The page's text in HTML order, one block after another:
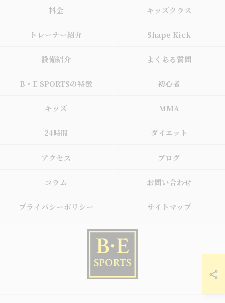
料金 キッズクラス
トレーナー紹介 Shape Kick
設備紹介 よくある質問
B・E SPORTSの特徴 初心者
キッズ MMA
24時間 ダイエット
アクセス ブログ
コラム お問い合わせ
プライバシーポリシー サイトマップ